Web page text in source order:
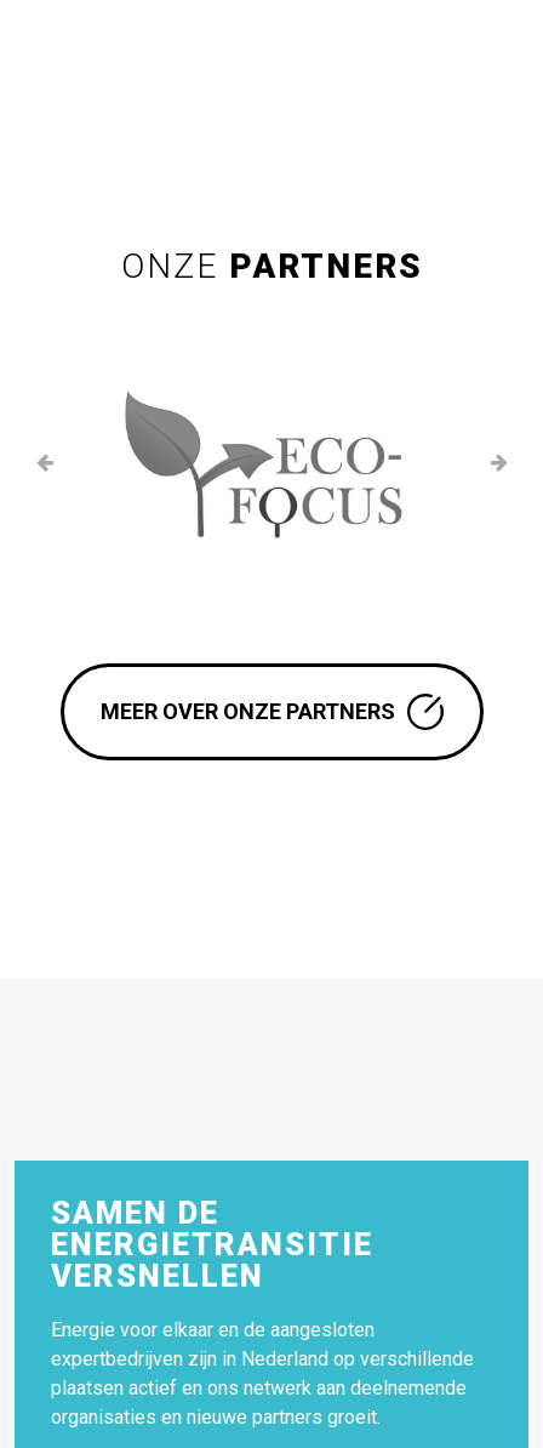
ONZE PARTNERS
MEER OVER ONZE PARTNERS
SAMEN DE
ENERGIETRANSITIE
VERSNELLEN
Energie voor elkaar en de aangesloten
expertbedrijven zijn in Nederland op verschillende
plaatsen actief en ons netwerk aan deelnemende
organisaties en nieuwe partners groeit.